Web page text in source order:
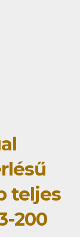
teljes
200